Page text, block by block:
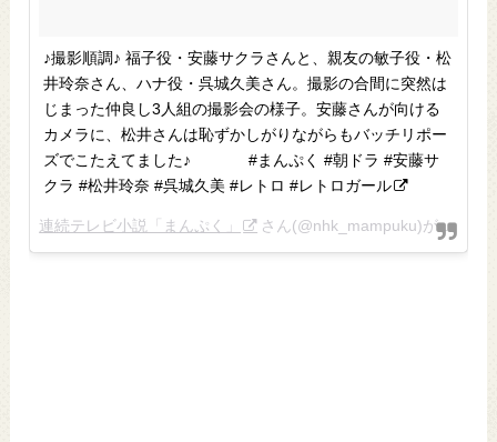
♪撮影順調♪ 福子役・安藤サクラさんと、親友の敏子役・松
井玲奈さん、ハナ役・呉城久美さん。撮影の合間に突然は
じまった仲良し3人組の撮影会の様子。安藤さんが向ける
カメラに、松井さんは恥ずかしがりながらもバッチリポー
ズでこたえてました♪ ⠀⠀ ⠀⠀ #まんぷく #朝ドラ #安藤サ
クラ #松井玲奈 #呉城久美 #レトロ #レトロガール
連続テレビ小説「まんぷく」 さん(@nhk_mampuku)がシェアした投稿 –